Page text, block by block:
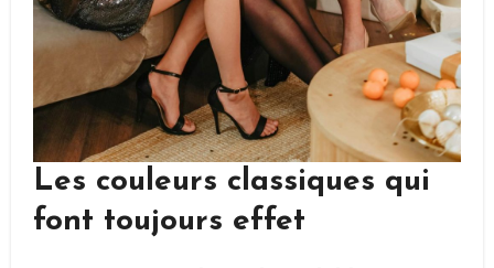
Les couleurs classiques qui
font toujours effet